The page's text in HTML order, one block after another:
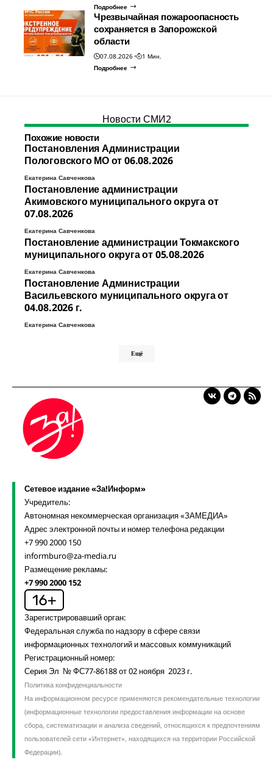
Подробнее
Чрезвычайная пожароопасность
сохраняется в Запорожской
области
07.08.2026
1 Мин.
Подробнее
Новости СМИ2
Похожие новости
Постановления Администрации
Пологовского МО от 06.08.2026
Екатерина Савченкова
Постановление администрации
Акимовского муниципального округа от
07.08.2026
Екатерина Савченкова
Постановление администрации Токмакского
муниципального округа от 05.08.2026
Екатерина Савченкова
Постановление Администрации
Васильевского муниципального округа от
04.08.2026 г.
Екатерина Савченкова
Ещё
Сетевое издание «За!Информ»
Учредитель:
Автономная некоммерческая организация «ЗАМЕДИА»
Адрес электронной почты и номер телефона редакции
+7 990 2000 150
informburo@za-media.ru
Размещение рекламы:
+7 990 2000 152
Зарегистрировавший орган:
Федеральная служба по надзору в сфере связи
информационных технологий и массовых коммуникаций
Регистрационный номер:
Серия Эл № ФС77-86188 от 02 ноября 2023 г.
Политика конфиденциальности
На информационном ресурсе применяются рекомендательные технологии
(информационные технологии предоставления информации на основе
сбора, систематизации и анализа сведений, относящихся к предпочтениям
пользователей сети «Интернет», находящихся на территории Российской
Федерации).